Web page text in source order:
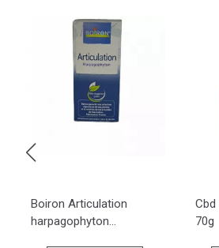
Boiron Articulation
harpagophyton...
Cbd
70g